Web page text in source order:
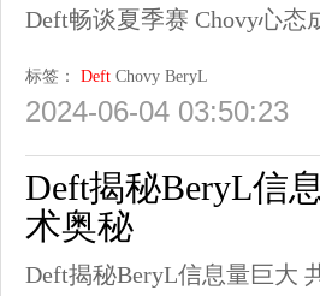
Deft畅谈夏季赛 Chovy心态
标签： Deft Chovy BeryL
2024-06-04 03:50:23
Deft揭秘BeryL信
术奥秘
Deft揭秘BeryL信息量巨大